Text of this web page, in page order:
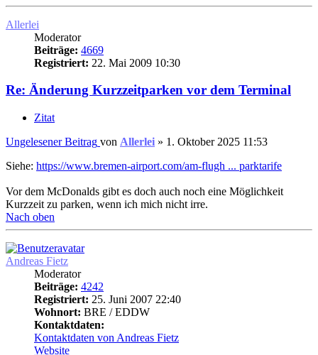
Allerlei
Moderator
Beiträge: 4669
Registriert: 22. Mai 2009 10:30
Re: Änderung Kurzzeitparken vor dem Terminal
Zitat
Ungelesener Beitrag von Allerlei » 1. Oktober 2025 11:53
Siehe: https://www.bremen-airport.com/am-flugh ... parktarife
Vor dem McDonalds gibt es doch auch noch eine Möglichkeit
Kurzzeit zu parken, wenn ich mich nicht irre.
Nach oben
Andreas Fietz
Moderator
Beiträge: 4242
Registriert: 25. Juni 2007 22:40
Wohnort: BRE / EDDW
Kontaktdaten:
Kontaktdaten von Andreas Fietz
Website